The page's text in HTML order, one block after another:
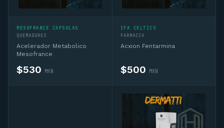
MESOFRANCE CAPSULAS
QUEMADORES
Acelerador Metabolico
Mesofrance
$530 MXN
IFA CELTICS
FARMACIA
Acxion Fentarmina
$500 MXN